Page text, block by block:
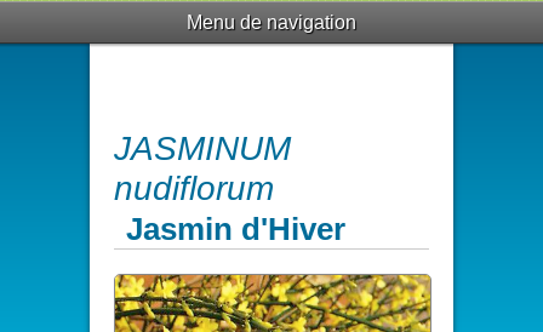
Menu de navigation
JASMINUM
nudiflorum
Jasmin d'Hiver